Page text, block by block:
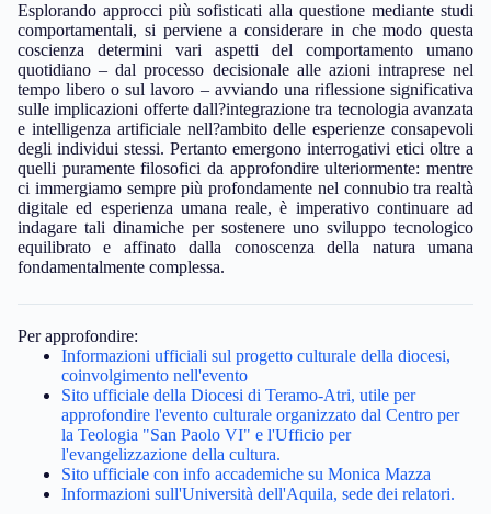
Esplorando approcci più sofisticati alla questione mediante studi
comportamentali, si perviene a considerare in che modo questa
coscienza determini vari aspetti del comportamento umano
quotidiano – dal processo decisionale alle azioni intraprese nel
tempo libero o sul lavoro – avviando una riflessione significativa
sulle implicazioni offerte dall?integrazione tra tecnologia avanzata
e intelligenza artificiale nell?ambito delle esperienze consapevoli
degli individui stessi. Pertanto emergono interrogativi etici oltre a
quelli puramente filosofici da approfondire ulteriormente: mentre
ci immergiamo sempre più profondamente nel connubio tra realtà
digitale ed esperienza umana reale, è imperativo continuare ad
indagare tali dinamiche per sostenere uno sviluppo tecnologico
equilibrato e affinato dalla conoscenza della natura umana
fondamentalmente complessa.
Per approfondire:
Informazioni ufficiali sul progetto culturale della diocesi,
coinvolgimento nell'evento
Sito ufficiale della Diocesi di Teramo-Atri, utile per
approfondire l'evento culturale organizzato dal Centro per
la Teologia "San Paolo VI" e l'Ufficio per
l'evangelizzazione della cultura.
Sito ufficiale con info accademiche su Monica Mazza
Informazioni sull'Università dell'Aquila, sede dei relatori.